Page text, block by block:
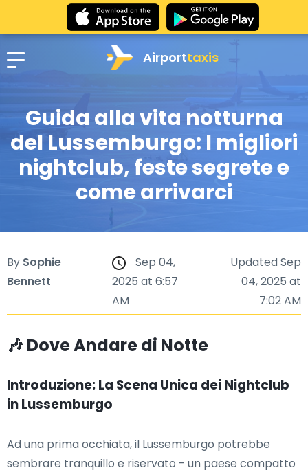
Airporttaxis
Guida alla vita notturna
del Lussemburgo: I migliori
nightclub, feste segrete e
come arrivarci
By Sophie
Bennett
Sep 04,
2025 at 6:57
AM
Updated Sep
04, 2025 at
7:02 AM
🎶 Dove Andare di Notte
Introduzione: La Scena Unica dei Nightclub
in Lussemburgo
Ad una prima occhiata, il Lussemburgo potrebbe
sembrare tranquillo e riservato - un paese compatto